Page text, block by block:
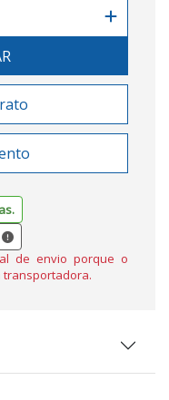
de envio porque o
transportadora.